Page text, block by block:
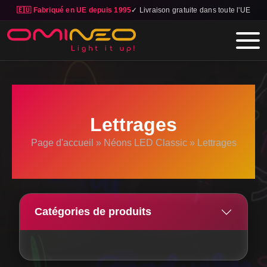
🇪🇺 Fabriqué en UE depuis 1995✓ Livraison gratuite dans toute l'UE
Skip to main content
Lettrages
Page d'accueil » Néons LED Classic» Lettrages
Catégories de produits